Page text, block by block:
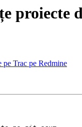
proiecte
pe Trac pe Redmine